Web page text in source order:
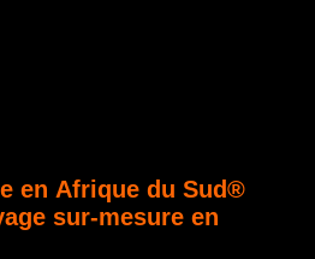
en Afrique du Sud®
sur-mesure en